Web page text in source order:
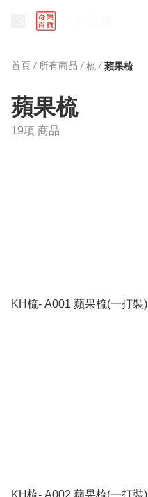
首頁 / 所有商品 / 梳 / 蘋果梳
蘋果梳
19項 商品
KH梳- A001 蘋果梳(一打裝)
KH梳- A002 蘋果梳(一打裝)